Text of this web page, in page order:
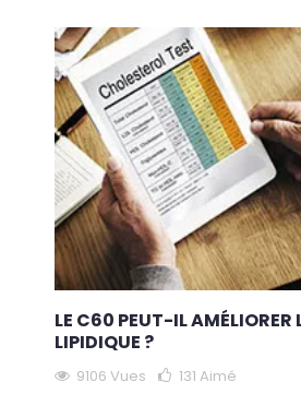
LE C60 PEUT-IL AMÉLIORER
LIPIDIQUE ?
9106 Vues 131 Aimé